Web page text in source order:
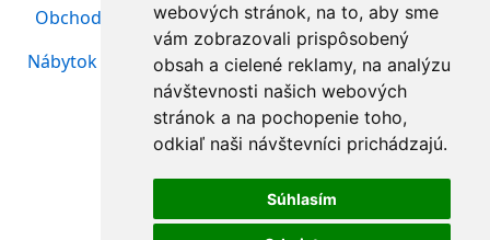
webových stránok, na to, aby sme
vám zobrazovali prispôsobený
obsah a cielené reklamy, na analýzu
návštevnosti našich webových
stránok a na pochopenie toho,
odkiaľ naši návštevníci prichádzajú.
Súhlasím
Obchodné podmienky|Ochrana osobných údajov
Nábytok Sosna | Webstránky vytvorilwww.Aweb.sk -
tvorba web stránok